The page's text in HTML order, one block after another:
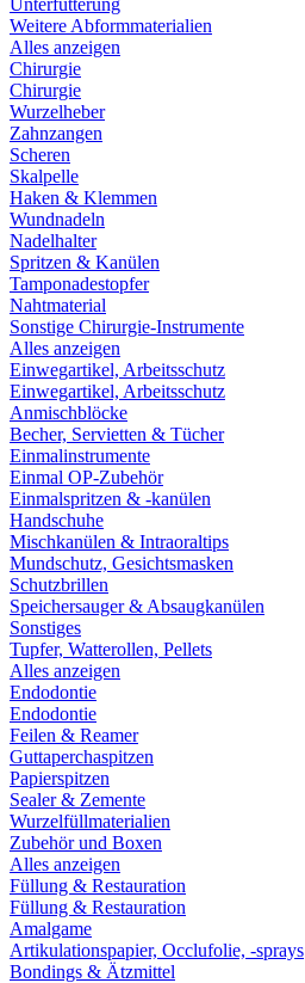
Unterfütterung
Weitere Abformmaterialien
Alles anzeigen
Chirurgie
Chirurgie
Wurzelheber
Zahnzangen
Scheren
Skalpelle
Haken & Klemmen
Wundnadeln
Nadelhalter
Spritzen & Kanülen
Tamponadestopfer
Nahtmaterial
Sonstige Chirurgie-Instrumente
Alles anzeigen
Einwegartikel, Arbeitsschutz
Einwegartikel, Arbeitsschutz
Anmischblöcke
Becher, Servietten & Tücher
Einmalinstrumente
Einmal OP-Zubehör
Einmalspritzen & -kanülen
Handschuhe
Mischkanülen & Intraoraltips
Mundschutz, Gesichtsmasken
Schutzbrillen
Speichersauger & Absaugkanülen
Sonstiges
Tupfer, Watterollen, Pellets
Alles anzeigen
Endodontie
Endodontie
Feilen & Reamer
Guttaperchaspitzen
Papierspitzen
Sealer & Zemente
Wurzelfüllmaterialien
Zubehör und Boxen
Alles anzeigen
Füllung & Restauration
Füllung & Restauration
Amalgame
Artikulationspapier, Occlufolie, -sprays
Bondings & Ätzmittel